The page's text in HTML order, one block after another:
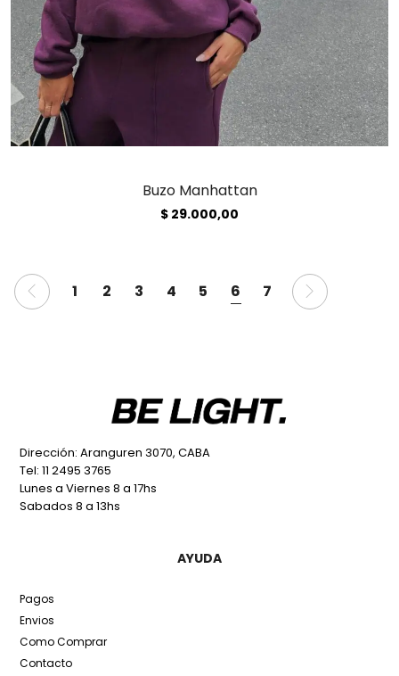
Buzo Manhattan
$ 29.000,00
1 2 3 4 5 6 7
Dirección: Aranguren 3070, CABA
Tel: 11 2495 3765
Lunes a Viernes 8 a 17hs
Sabados 8 a 13hs
AYUDA
Pagos
Envios
Como Comprar
Contacto